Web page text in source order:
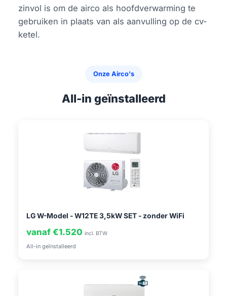
zinvol is om de airco als hoofdverwarming te
gebruiken in plaats van als aanvulling op de cv-
ketel.
Onze Airco's
All-in geïnstalleerd
LG W-Model - W12TE 3,5kW SET - zonder WiFi
vanaf €1.520 incl. BTW
All-in geïnstalleerd